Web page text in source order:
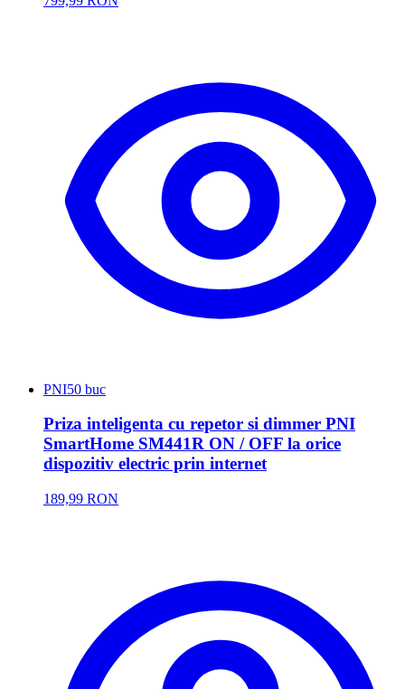
PNI50 buc
Priza inteligenta cu repetor si dimmer PNI
SmartHome SM441R ON / OFF la orice
dispozitiv electric prin internet
189,99 RON